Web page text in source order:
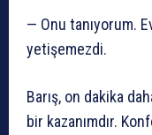
— Onu tanıyorum.
yetişemezdi.
Barış, on dakika
bir kazanımdır.